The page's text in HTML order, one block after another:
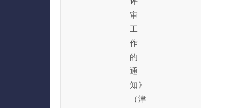
审
工
作
的
通
知》
（津